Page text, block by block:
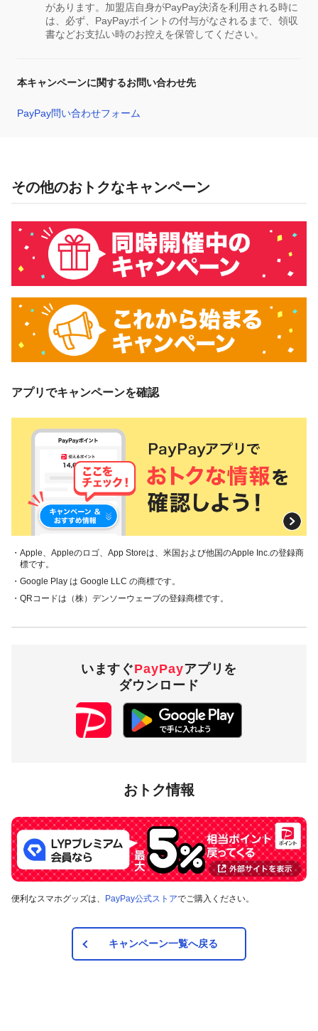
があります。加盟店自身がPayPay決済を利用される時に
は、必ず、PayPayポイントの付与がなされるまで、領収
書などお支払い時のお控えを保管してください。
本キャンペーンに関するお問い合わせ先
PayPay問い合わせフォーム
その他のおトクなキャンペーン
アプリでキャンペーンを確認
・Apple、Appleのロゴ、App Storeは、米国および他国のApple Inc.の登録商
標です。
・Google Play は Google LLC の商標です。
・QRコードは（株）デンソーウェーブの登録商標です。
いますぐPayPayアプリを
ダウンロード
おトク情報
便利なスマホグッズは、 PayPay公式ストアでご購入ください。
キャンペーン一覧へ戻る